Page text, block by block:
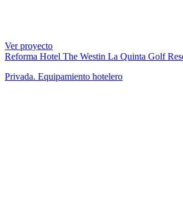
Ver proyecto
Reforma Hotel The Westin La Quinta Golf
Privada. Equipamiento hotelero